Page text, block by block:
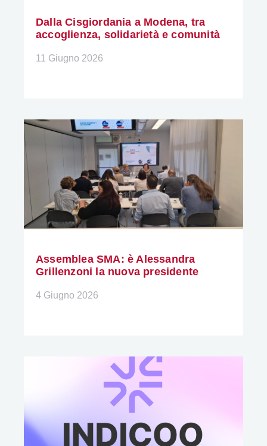
Dalla Cisgiordania a Modena, tra
accoglienza, solidarietà e comunità
11 Giugno 2026
Assemblea SMA: è Alessandra
Grillenzoni la nuova presidente
4 Giugno 2026